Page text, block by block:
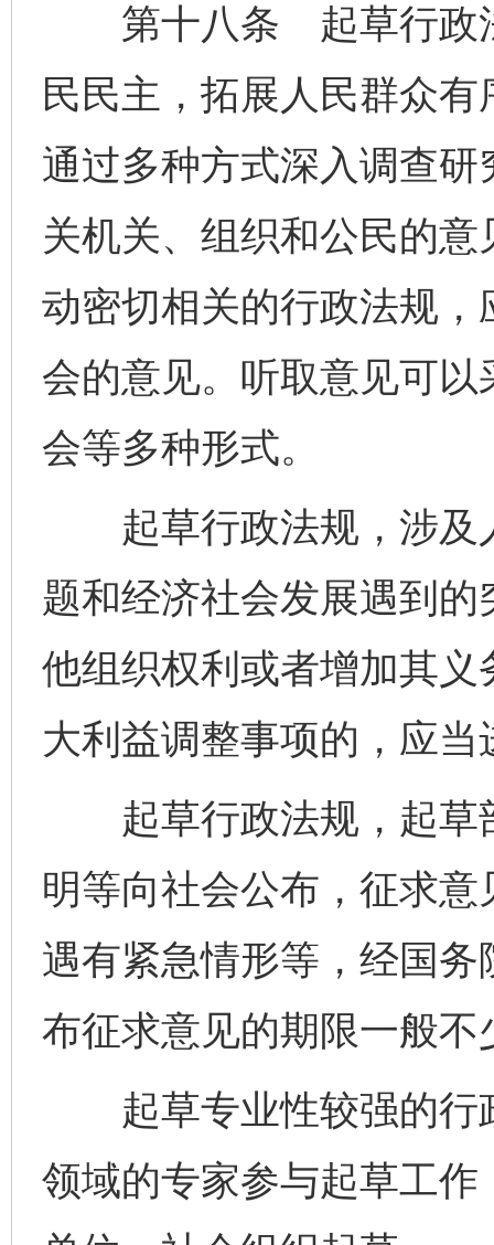
第十八条 起草行政法
民民主，拓展人民群众
通过多种方式深入调查
关机关、组织和公民的
动密切相关的行政法规
会的意见。听取意见可
会等多种形式。
起草行政法规，涉及
题和经济社会发展遇到
他组织权利或者增加其
大利益调整事项的，应
起草行政法规，起草
明等向社会公布，征求
遇有紧急情形等，经国
布征求意见的期限一般不
起草专业性较强的行
领域的专家参与起草工